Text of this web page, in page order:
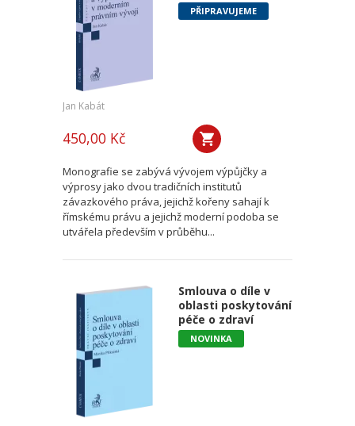
PŘIPRAVUJEME
Jan Kabát
450,00 Kč
Monografie se zabývá vývojem výpůjčky a
výprosy jako dvou tradičních institutů
závazkového práva, jejichž kořeny sahají k
římskému právu a jejichž moderní podoba se
utvářela především v průběhu...
Smlouva o díle v
oblasti poskytování
péče o zdraví
NOVINKA